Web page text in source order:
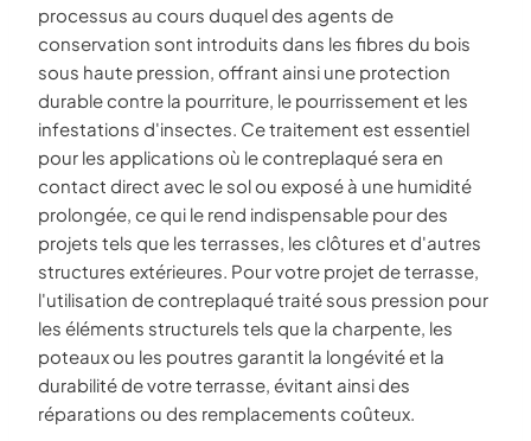
processus au cours duquel des agents de
conservation sont introduits dans les fibres du bois
sous haute pression, offrant ainsi une protection
durable contre la pourriture, le pourrissement et les
infestations d'insectes. Ce traitement est essentiel
pour les applications où le contreplaqué sera en
contact direct avec le sol ou exposé à une humidité
prolongée, ce qui le rend indispensable pour des
projets tels que les terrasses, les clôtures et d'autres
structures extérieures. Pour votre projet de terrasse,
l'utilisation de contreplaqué traité sous pression pour
les éléments structurels tels que la charpente, les
poteaux ou les poutres garantit la longévité et la
durabilité de votre terrasse, évitant ainsi des
réparations ou des remplacements coûteux.